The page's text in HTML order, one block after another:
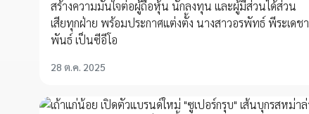
สร้างความมั่นใจต่อผู้ถือหุ้น นักลงทุน และผู้มีส่วนได้ส่วน
เสียทุกฝ่าย พร้อมประกาศแต่งตั้ง นางสาวอรพัทธ์ พีระเดชา
พันธ์ เป็นซีอีโอ
28 ต.ค. 2025